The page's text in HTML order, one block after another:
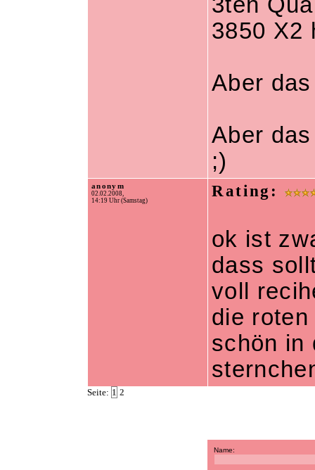
3ten
3850 X2
Aber
Aber
;)
anonym
02.02.2008,
14:19 Uhr (Samstag)
Rating:
ok ist
dass
voll
die
schön in
Seite: 1 2
Name: